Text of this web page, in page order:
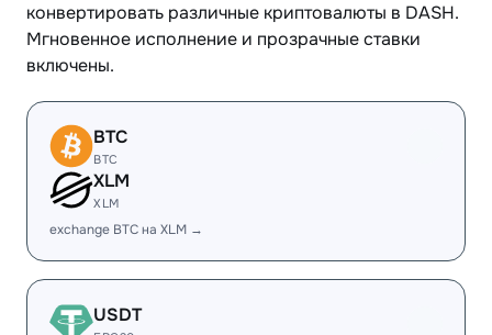
конвертировать различные криптовалюты в DASH.
Мгновенное исполнение и прозрачные ставки
включены.
BTC
BTC
XLM
XLM
exchange BTC на XLM →
USDT